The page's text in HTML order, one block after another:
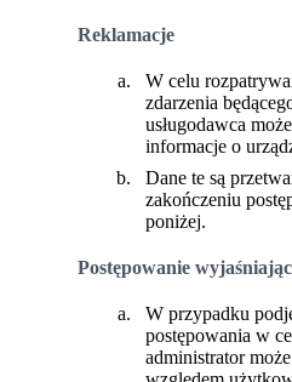
Reklamacje
W celu
zdarzenia
usługodawca
informacje o
Dane te są
zakończeniu
poniżej.
Postępowanie
W przypadku
postępowania w
administrator